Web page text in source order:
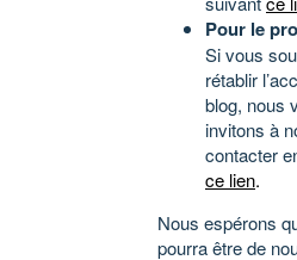
Pour le
Si vous
rétablir
blog, nous
invitons à
contacter
ce lien.
Nous espérons
pourra être de